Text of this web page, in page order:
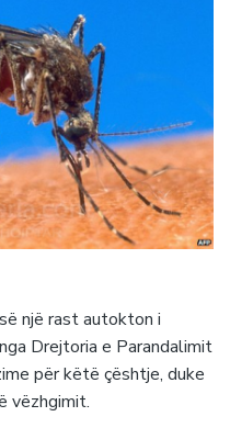
një rast autokton i
Drejtoria e Parandalimit
për këtë çështje, duke
vëzhgimit.